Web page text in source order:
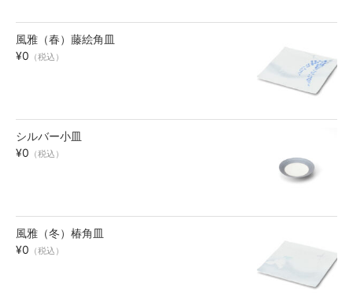
風雅（春）藤絵角皿
¥0 （税込）
シルバー小皿
¥0 （税込）
風雅（冬）椿角皿
¥0 （税込）